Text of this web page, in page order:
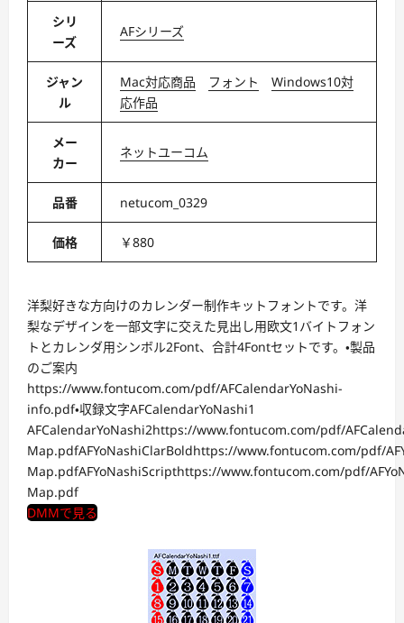
シリ
ーズ
AFシリーズ
ジャン
ル
Mac対応商品 フォント
Windows10対
応作品
メー
カー
ネットユーコム
品番 netucom_0329
価格 ￥880
洋梨好きな方向けのカレンダー制作キットフォントです。洋
梨なデザインを一部文字に交えた見出し用欧文1バイトフォン
トとカレンダ用シンボル2Font、合計4Fontセットです。・製品
のご案内
https://www.fontucom.com/pdf/AFCalendarYoNashi-
info.pdf・収録文字AFCalendarYoNashi1
AFCalendarYoNashi2https://www.fontucom.com/pdf/
Map.pdfAFYoNashiClarBoldhttps://www.fontucom.com/pdf/
Map.pdfAFYoNashiScripthttps://www.fontucom.com/pdf/
Map.pdf
DMMで見る